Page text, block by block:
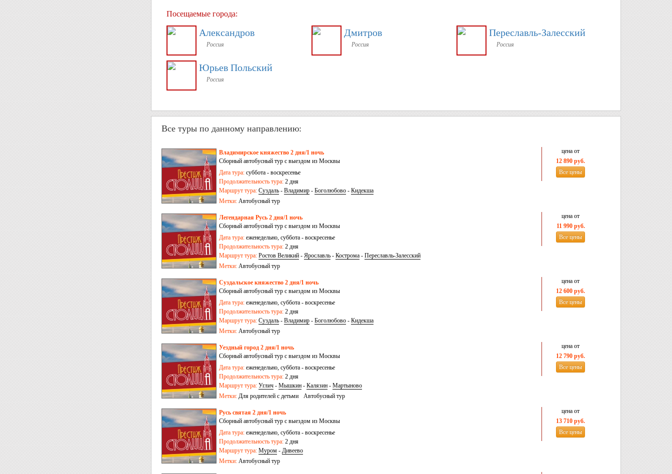
Посещаемые города:
Александров
Россия
Дмитров
Россия
Переславль-Залесский
Россия
Юрьев Польский
Россия
Все туры по данному направлению:
Владимирское княжество 2 дня/1 ночь
Сборный автобусный тур с выездом из Москвы
Дата тура: суббота - воскресенье
Продолжительность тура: 2 дня
Маршрут тура: Суздаль - Владимир - Боголюбово - Кидекша
Метки: Автобусный тур
цена от
12 890 руб.
Все цены
Легендарная Русь 2 дня/1 ночь
Сборный автобусный тур с выездом из Москвы
Дата тура: еженедельно, суббота - воскресенье
Продолжительность тура: 2 дня
Маршрут тура: Ростов Великий - Ярославль - Кострома - Переславль-Залесский
Метки: Автобусный тур
цена от
11 990 руб.
Все цены
Суздальское княжество 2 дня/1 ночь
Сборный автобусный тур с выездом из Москвы
Дата тура: еженедельно, суббота - воскресенье
Продолжительность тура: 2 дня
Маршрут тура: Суздаль - Владимир - Боголюбово - Кидекша
Метки: Автобусный тур
цена от
12 600 руб.
Все цены
Уездный город 2 дня/1 ночь
Сборный автобусный тур с выездом из Москвы
Дата тура: еженедельно, суббота - воскресенье
Продолжительность тура: 2 дня
Маршрут тура: Углич - Мышкин - Калязин - Мартыново
Метки: Для родителей с детьми Автобусный тур
цена от
12 790 руб.
Все цены
Русь святая 2 дня/1 ночь
Сборный автобусный тур с выездом из Москвы
Дата тура: еженедельно, суббота - воскресенье
Продолжительность тура: 2 дня
Маршрут тура: Муром - Дивеево
Метки: Автобусный тур
цена от
13 710 руб.
Все цены